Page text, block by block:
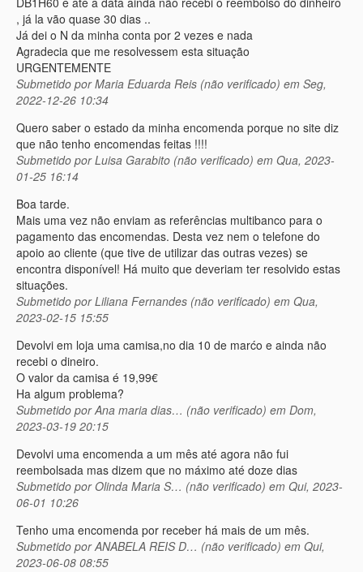
, já la vão quase 30 dias ..
Já dei o N da minha conta por 2 vezes e nada
Agradecia que me resolvessem esta situação
URGENTEMENTE
Submetido porMaria Eduarda Reis (não verificado) em Seg,
2022-12-26 10:34
Quero saber o estado da minha encomenda porque no site diz
que não tenho encomendas feitas !!!!
Submetido porLuisa Garabito (não verificado) em Qua, 2023-
01-25 16:14
Boa tarde.
Mais uma vez não enviam as referências multibanco para o
pagamento das encomendas. Desta vez nem o telefone do
apoio ao cliente (que tive de utilizar das outras vezes) se
encontra disponível! Há muito que deveriam ter resolvido estas
situações.
Submetido porLiliana Fernandes (não verificado) em Qua,
2023-02-15 15:55
Devolvi em loja uma camisa,no dia 10 de marćo e ainda não
recebi o dineiro.
O valor da camisa é 19,99€
Ha algum problema?
Submetido porAna maria dias… (não verificado) em Dom,
2023-03-19 20:15
Devolvi uma encomenda a um mês até agora não fui
reembolsada mas dizem que no máximo até doze dias
Submetido porOlinda Maria S… (não verificado) em Qui, 2023-
06-01 10:26
Tenho uma encomenda por receber há mais de um mês.
Submetido porANABELA REIS D… (não verificado) em Qui,
2023-06-08 08:55